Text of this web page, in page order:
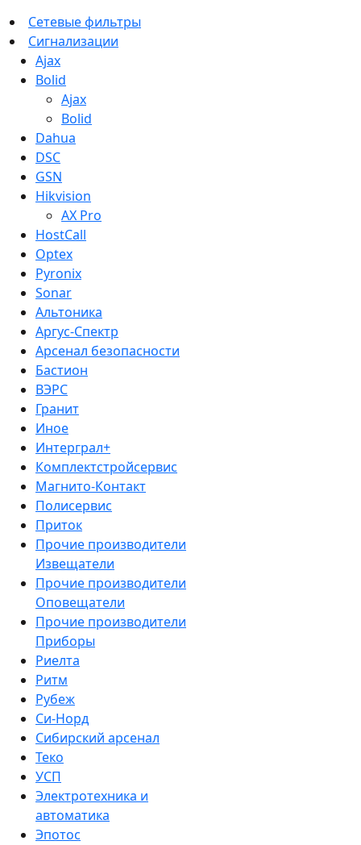
Сетевые фильтры
Сигнализации
Ajax
Bolid
Ajax
Bolid
Dahua
DSC
GSN
Hikvision
AX Pro
HostCall
Optex
Pyronix
Sonar
Альтоника
Аргус-Спектр
Арсенал безопасности
Бастион
ВЭРС
Гранит
Иное
Интерграл+
Комплектстройсервис
Магнито-Контакт
Полисервис
Приток
Прочие производители
Извещатели
Прочие производители
Оповещатели
Прочие производители
Приборы
Риелта
Ритм
Рубеж
Си-Норд
Сибирский арсенал
Теко
УСП
Электротехника и
автоматика
Эпотос